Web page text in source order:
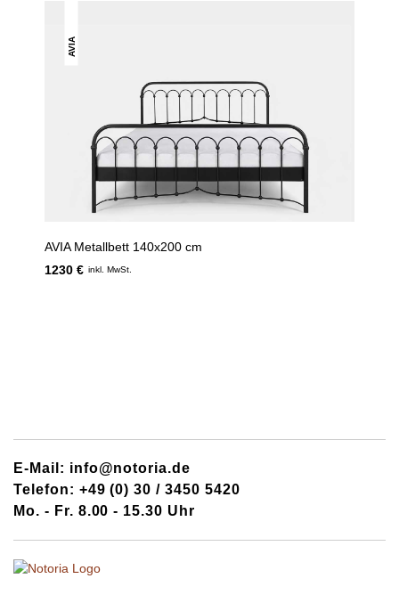
AVIA
AVIA Metallbett 140x200 cm
1230 € inkl. MwSt.
E-Mail: info@notoria.de
Telefon: +49 (0) 30 / 3450 5420
Mo. - Fr. 8.00 - 15.30 Uhr